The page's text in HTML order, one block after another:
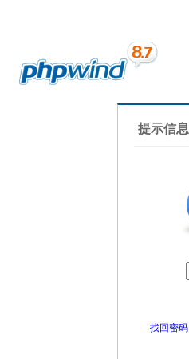
提示信息
找回密码